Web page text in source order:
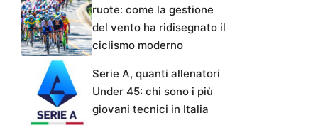
ruote: come la gestione
del vento ha ridisegnato il
ciclismo moderno
Serie A, quanti allenatori
Under 45: chi sono i più
giovani tecnici in Italia